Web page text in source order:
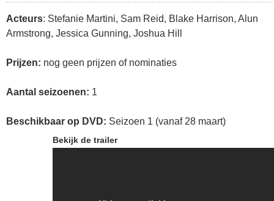
Acteurs: Stefanie Martini, Sam Reid, Blake Harrison, Alun
Armstrong, Jessica Gunning, Joshua Hill
Prijzen: nog geen prijzen of nominaties
Aantal seizoenen: 1
Beschikbaar op DVD: Seizoen 1 (vanaf 28 maart)
Bekijk de trailer